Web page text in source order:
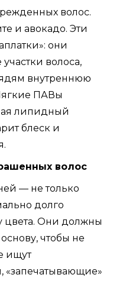
волос.
и авокадо. Эти
они
волоса,
внутреннюю
ПАВы
липидный
блеск и
волос
— не только
долго
цвета. Они должны
чтобы не
ищут
«запечатывающие»